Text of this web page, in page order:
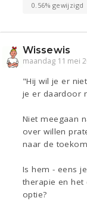
0.56% gewijzigd
Wissewis
maandag 11 mei
"Hij wil je er
je er daardoor
Niet meegaan
over willen
naar de
Is hem - eens
therapie en het
optie?